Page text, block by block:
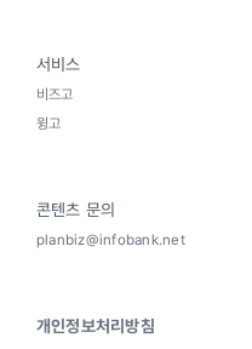
서비스
비즈고
윙고
콘텐츠 문의
planbiz@infobank.net
개인정보처리방침